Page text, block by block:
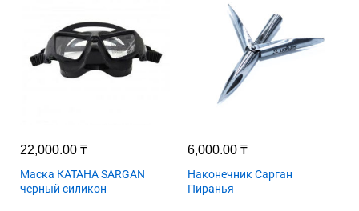
22,000.00 ₸
Маска КАТАНА SARGAN
черный силикон
6,000.00 ₸
Наконечник Сарган
Пиранья